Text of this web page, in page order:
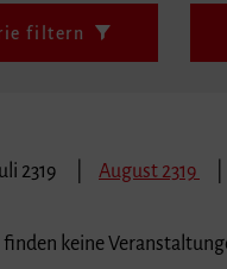
filtern
2319 August 2319
keine